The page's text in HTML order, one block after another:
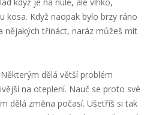
kosa. Když naopak bylo brzy ráno
nějakých třináct, naráz můžeš mít
dělá větší problém
na oteplení. Nauč se proto své
dělá změna počasí. Ušetříš si tak